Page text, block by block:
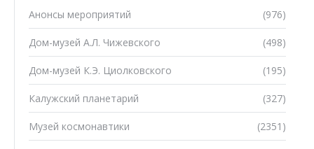
(976)
Анонсы мероприятий
(498)
Дом-музей А.Л. Чижевского
(195)
Дом-музей К.Э. Циолковского
(327)
Калужский планетарий
(2351)
Музей космонавтики